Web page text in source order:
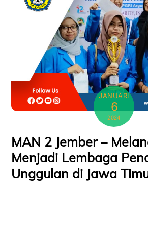
JANUARI
6
2024
MAN 2 Jember –
Menjadi Lembaga
Unggulan di Jawa